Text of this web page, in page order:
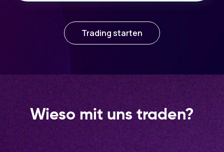
Trading starten
Wieso mit uns traden?